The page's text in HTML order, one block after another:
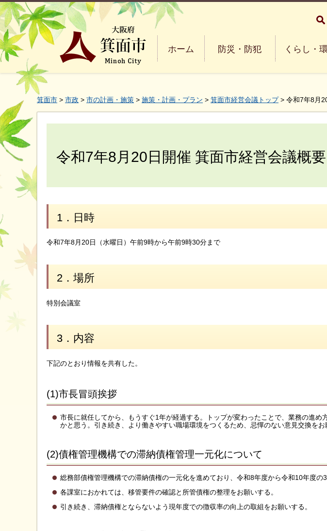
大阪府箕面市 Minoh City
ホーム 防災・防犯 くらし・
箕面市 > 市政 > 市の計画・施策 > 施策・計画・プラン > 箕面市経営会議トップ> 令和7年8月
令和7年8月20日開催 箕面市経営会議概要
1．日時
令和7年8月20日（水曜日）午前9時から午前9時30分まで
2．場所
特別会議室
3．内容
下記のとおり情報を共有した。
(1)市長冒頭挨拶
市長に就任してから、もうすぐ1年が経過する。トップが変わったことで、業務の進め
かと思う。引き続き、より働きやすい職場環境をつくるため、忌憚のない意見交換をお
(2)債権管理機構での滞納債権管理一元化について
総務部債権管理機構での滞納債権の一元化を進めており、令和8年度から令和10年度の
各課室におかれては、移管要件の確認と所管債権の整理をお願いする。
引き続き、滞納債権とならないよう現年度での徴収率の向上の取組をお願いする。